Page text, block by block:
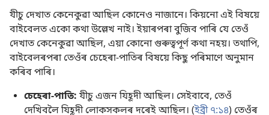
যীচু দেখাত কেনেকুৱা আছিল কোনেও নাজানে। কিয়নো এই বিষয়ে
বাইবেলত একো কথা উল্লেখ নাই। ইয়াৰপৰা বুজিব পাৰি যে তেওঁ
দেখাত কেনেকুৱা আছিল, এয়া কোনো গুৰুত্বপূৰ্ণ কথা নহয়। তথাপি,
বাইবেলৰপৰা তেওঁৰ চেহেৰা-পাতিৰ বিষয়ে কিছু পৰিমাণে অনুমান
কৰিব পাৰি।
চেহেৰা-পাতি:যীচু এজন যিহূদী আছিল। সেইবাবে, তেওঁ
দেখিবলৈ যিহূদী লোকসকলৰ দৰেই আছিল। (ইব্ৰী ৭:১৪) তেওঁৰ